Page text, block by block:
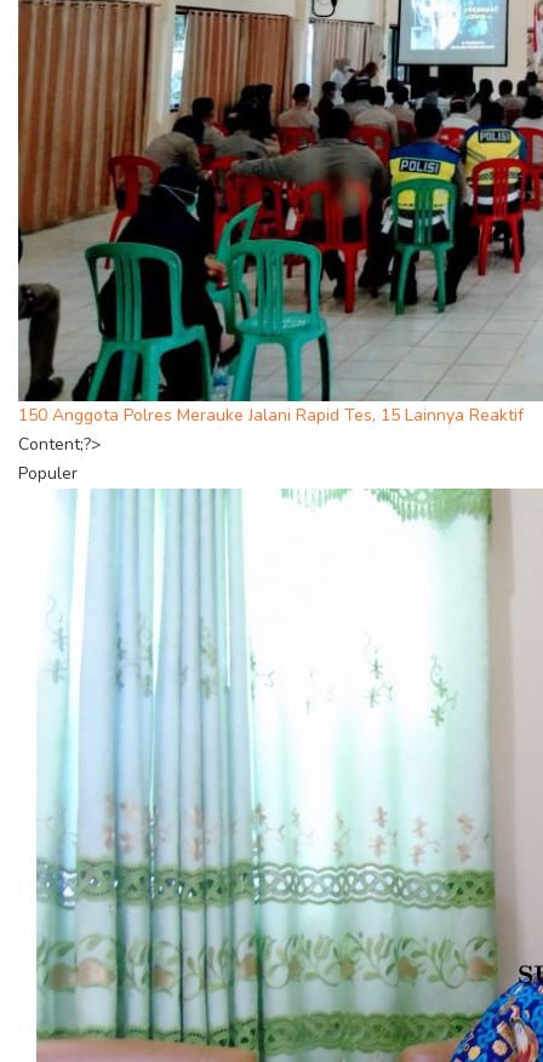
150 Anggota Polres Merauke Jalani Rapid Tes, 15 Lainnya Reaktif
Content;?>
Populer